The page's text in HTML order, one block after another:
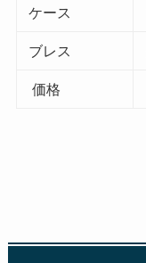
ケース
ブレス
価格